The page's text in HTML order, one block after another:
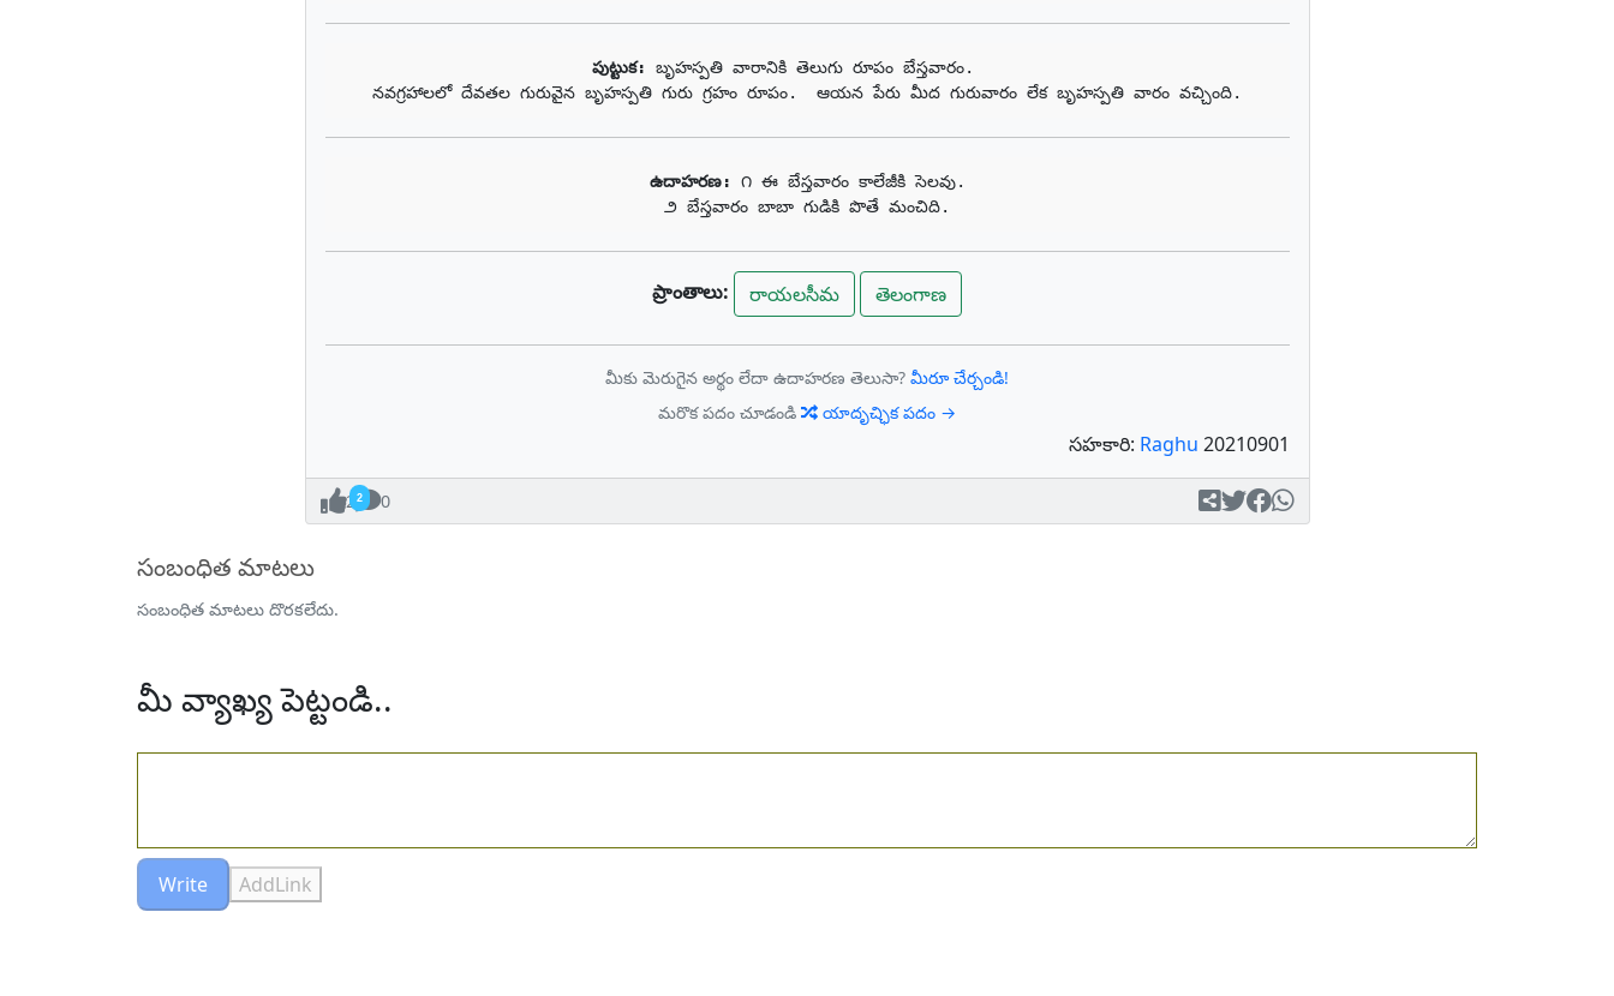
పుట్టుక: బృహస్పతి వారానికి తెలుగు రూపం బేస్తవారం.
నవగ్రహాలలో దేవతల గురువైన బృహస్పతి గురు గ్రహం రూపం.  ఆయన పేరు మీద గురువారం లేక బృహస్పతి వారం వచ్చింది.
ఉదాహరణ: ౧ ఈ బేస్తవారం కాలేజీకి సెలవు.
౨ బేస్తవారం బాబా గుడికి పొతే మంచిది.
ప్రాంతాలు: రాయలసీమ తెలంగాణ
మీకు మెరుగైన అర్థం లేదా ఉదాహరణ తెలుసా? మీరూ చేర్చండి!
మరొక పదం చూడండి
యాదృచ్ఛిక పదం →
సహకారి: Raghu 20210901
2 0
సంబంధిత మాటలు
సంబంధిత మాటలు దొరకలేదు.
మీ వ్యాఖ్య పెట్టండి..
Write AddLink